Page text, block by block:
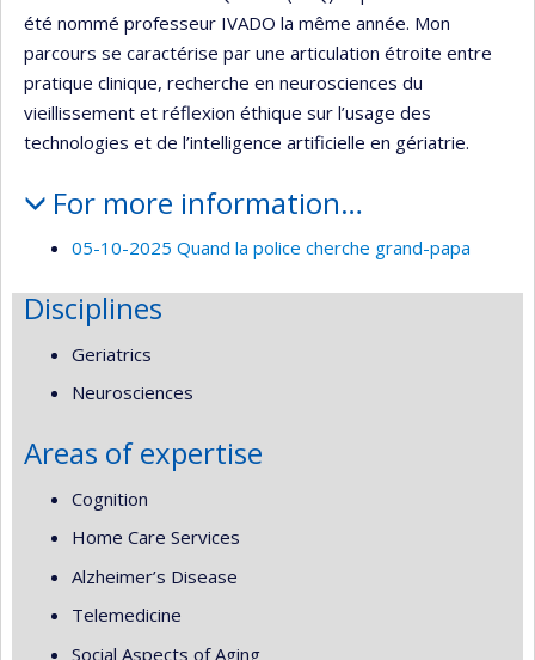
été nommé professeur IVADO la même année. Mon
parcours se caractérise par une articulation étroite entre
pratique clinique, recherche en neurosciences du
vieillissement et réflexion éthique sur l’usage des
technologies et de l’intelligence artificielle en gériatrie.
For more information…
05-10-2025 Quand la police cherche grand-papa
Disciplines
Geriatrics
Neurosciences
Areas of expertise
Cognition
Home Care Services
Alzheimer’s Disease
Telemedicine
Social Aspects of Aging